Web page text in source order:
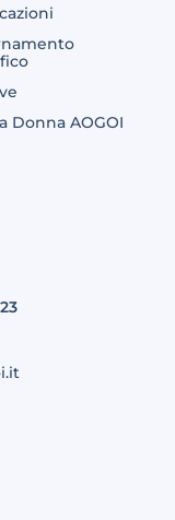
Donna AOGOI